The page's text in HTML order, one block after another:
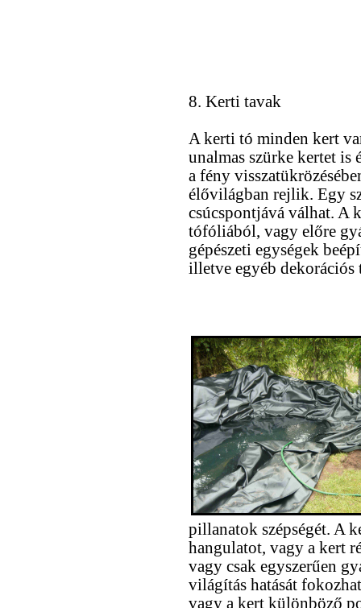
8. Kerti tavak
A kerti tó minden kert
unalmas szürke kertet is
a fény
élővilágban rejlik. Egy
csúcspontjává válhat. A
tófóliából, vagy előre
gépészeti egységek
illetve egyéb dekorációs
pillanatok szépségét. A
hangulatot, vagy a kert
vagy csak egyszerűen
világítás hatását
vagy a kert különböző